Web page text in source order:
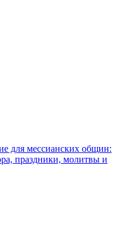
для мессианских общин:
праздники, молитвы и